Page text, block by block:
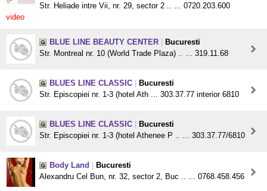
Str. Heliade intre Vii, nr. 29, sector 2 .. ... 0720.203.600
video
BLUE LINE BEAUTY CENTER
Bucuresti
Str. Montreal nr. 10 (World Trade Plaza) .. ... 319.11.68
BLUES LINE CLASSIC
Bucuresti
Str. Episcopiei nr. 1-3 (hotel Ath ... 303.37.77 interior 6810
BLUES LINE CLASSIC
Bucuresti
Str. Episcopiei nr. 1-3 (hotel Athenee P .. ... 303.37.77/6810
Body Land
Bucuresti
Alexandru Cel Bun, nr. 32, sector 2, Buc .. ... 0768.458.456